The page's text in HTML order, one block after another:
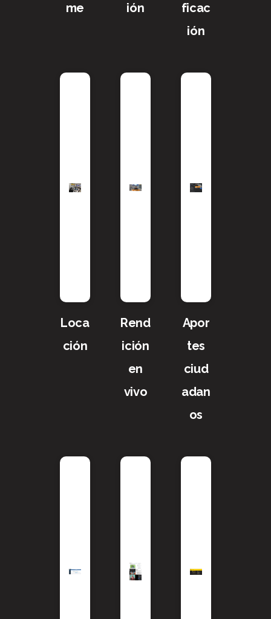
me
ión
ficac
ión
Loca
ción
Rend
ición
en
vivo
Apor
tes
ciud
adan
os